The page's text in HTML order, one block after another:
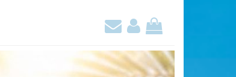
Contact
Mon
compte
Mon
panier